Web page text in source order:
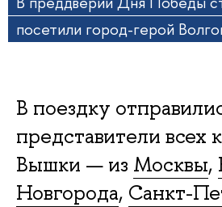
посетили город-герой
В поездку
представители всех
Вышки — из Москвы,
Новгорода, Санкт-